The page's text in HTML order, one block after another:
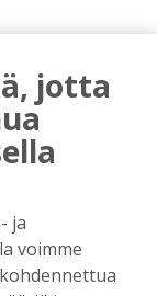
on
komeasti
– palkittavat
jotta
ja
voimme